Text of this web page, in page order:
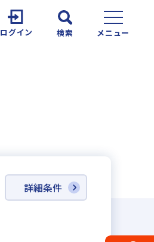
ログイン 検索 メニュー
詳細条件